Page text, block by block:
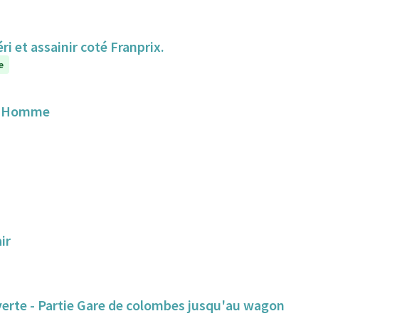
et assainir coté Franprix.
- Partie Gare de colombes jusqu'au wagon